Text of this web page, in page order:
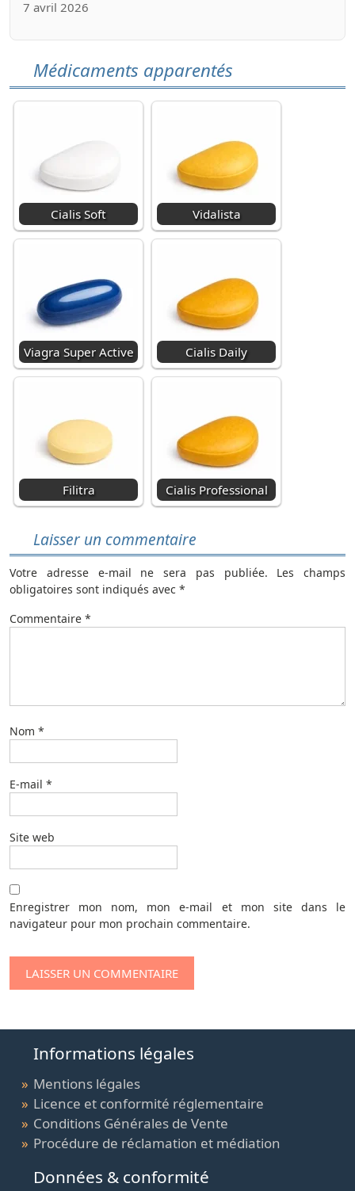
7 avril 2026
Médicaments apparentés
Cialis Soft Vidalista
Viagra Super Active Cialis Daily
Filitra Cialis Professional
Laisser un commentaire
Votre adresse e-mail ne sera pas publiée.
Les champs
obligatoires sont indiqués avec *
Commentaire *
Nom *
E-mail *
Site web
Enregistrer mon nom, mon e-mail et mon site dans le
navigateur pour mon prochain commentaire.
Informations légales
Mentions légales
Licence et conformité réglementaire
Conditions Générales de Vente
Procédure de réclamation et médiation
Données & conformité